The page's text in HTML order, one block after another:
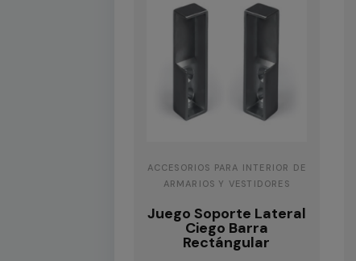
ACCESORIOS PARA INTERIOR DE
ARMARIOS Y VESTIDORES
Juego Soporte Lateral
Ciego Barra
Rectángular